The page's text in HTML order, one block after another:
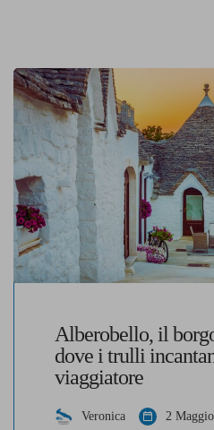
Alberobello, il
dove i trulli
viaggiatore
Veronica 2